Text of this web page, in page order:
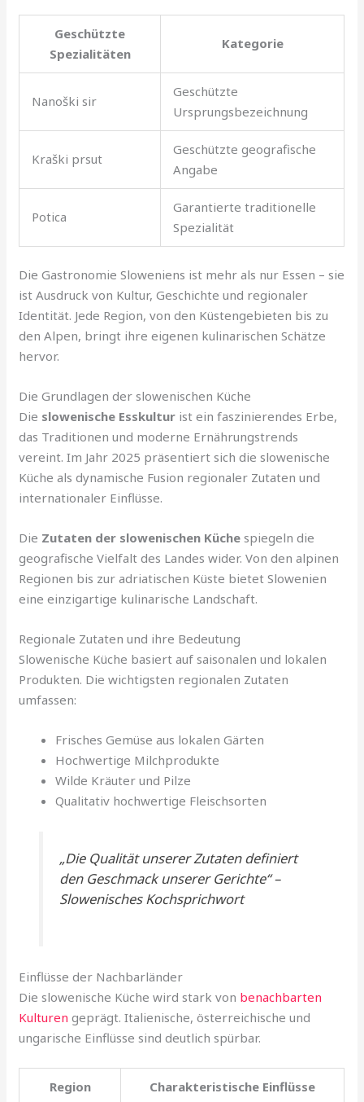
Geschützte
Spezialitäten
Kategorie
Nanoški sir
Geschützte
Ursprungsbezeichnung
Kraški prsut
Geschützte geografische
Angabe
Potica
Garantierte traditionelle
Spezialität
Die Gastronomie Sloweniens ist mehr als nur Essen – sie
ist Ausdruck von Kultur, Geschichte und regionaler
Identität. Jede Region, von den Küstengebieten bis zu
den Alpen, bringt ihre eigenen kulinarischen Schätze
hervor.
Die Grundlagen der slowenischen Küche
Die slowenische Esskultur ist ein faszinierendes Erbe,
das Traditionen und moderne Ernährungstrends
vereint. Im Jahr 2025 präsentiert sich die slowenische
Küche als dynamische Fusion regionaler Zutaten und
internationaler Einflüsse.
Die Zutaten der slowenischen Küche spiegeln die
geografische Vielfalt des Landes wider. Von den alpinen
Regionen bis zur adriatischen Küste bietet Slowenien
eine einzigartige kulinarische Landschaft.
Regionale Zutaten und ihre Bedeutung
Slowenische Küche basiert auf saisonalen und lokalen
Produkten. Die wichtigsten regionalen Zutaten
umfassen:
Frisches Gemüse aus lokalen Gärten
Hochwertige Milchprodukte
Wilde Kräuter und Pilze
Qualitativ hochwertige Fleischsorten
„Die Qualität unserer Zutaten definiert
den Geschmack unserer Gerichte“ –
Slowenisches Kochsprichwort
Einflüsse der Nachbarländer
Die slowenische Küche wird stark von benachbarten
Kulturen geprägt. Italienische, österreichische und
ungarische Einflüsse sind deutlich spürbar.
Region Charakteristische Einflüsse